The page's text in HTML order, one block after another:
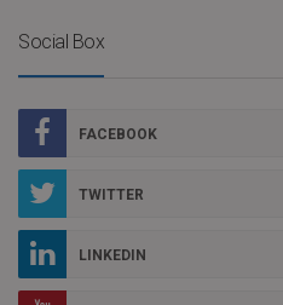
Social Box
FACEBOOK
TWITTER
LINKEDIN